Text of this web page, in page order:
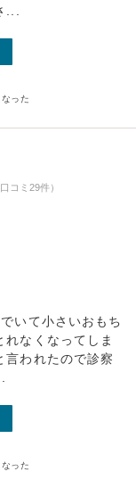
った
コミ29件）
いて小さいおもち
なくなってしま
言われたので診察
った